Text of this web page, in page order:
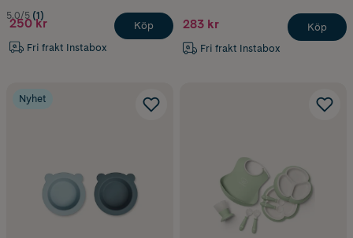
5.0/5 (1)
250 kr
Fri frakt Instabox
Köp 283 kr
Fri frakt Instabox
Köp
Nyhet